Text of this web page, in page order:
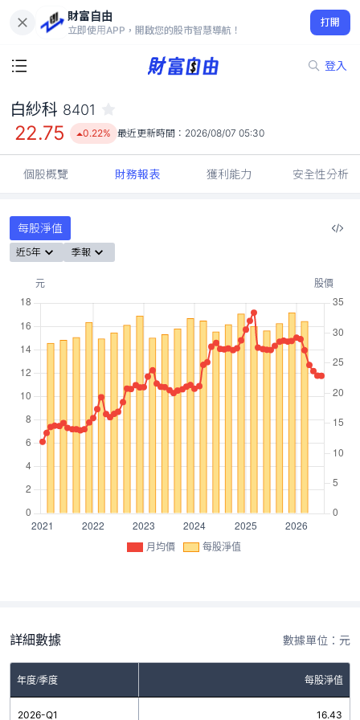
財富自由
立即使用APP，開啟您的股市智慧導航！
打開
登入
22.75
0.22%
白紗科 8401
22.75 0.22% 最近更新時間： 2026/08/07 05:30
個股概覽 財務報表 獲利能力 安全性分析
每股淨值
近5年 季報
月均價 每股淨值
詳細數據 數據單位：元
年度/季度 每股淨值
2026-Q1 16.43